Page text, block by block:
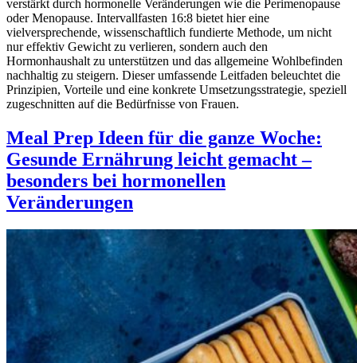
verstärkt durch hormonelle Veränderungen wie die Perimenopause
oder Menopause. Intervallfasten 16:8 bietet hier eine
vielversprechende, wissenschaftlich fundierte Methode, um nicht
nur effektiv Gewicht zu verlieren, sondern auch den
Hormonhaushalt zu unterstützen und das allgemeine Wohlbefinden
nachhaltig zu steigern. Dieser umfassende Leitfaden beleuchtet die
Prinzipien, Vorteile und eine konkrete Umsetzungsstrategie, speziell
zugeschnitten auf die Bedürfnisse von Frauen.
Meal Prep Ideen für die ganze Woche:
Gesunde Ernährung leicht gemacht –
besonders bei hormonellen
Veränderungen